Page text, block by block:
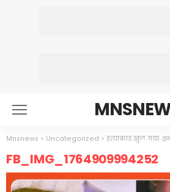
Mnsnews > Uncategorized > हत्याकांड खुल गया: क्षमा शर्मा की हत्या की
FB_IMG_1764909994252